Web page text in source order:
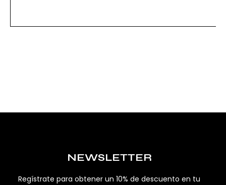
NEWSLETTER
Regístrate para obtener un 10% de descuento en tu